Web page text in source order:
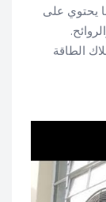
يحتوي على
الطاقة